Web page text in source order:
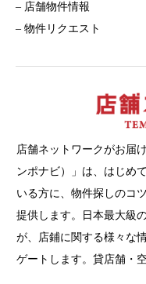
– 店舗物件情報
– 物件リクエスト
店舗ネットワークがお届
ンポナビ）」は、はじめ
いる方に、物件探しのコ
提供します。日本最大級
が、店鋪に関する様々な
ゲートします。貸店舗・